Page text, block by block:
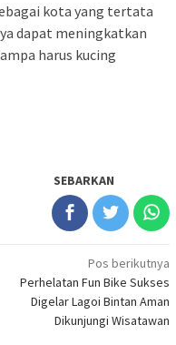
kota yang tertata
dapat meningkatkan
harus kucing
SEBARKAN
Pos berikutnya
Perhelatan Fun Bike Sukses
Digelar Lagoi Bintan Aman
Dikunjungi Wisatawan